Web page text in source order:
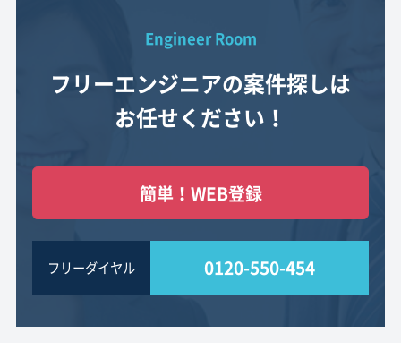
Engineer Room
フリーエンジニアの案件探しは
お任せください！
簡単！WEB登録
フリーダイヤル 0120-550-454